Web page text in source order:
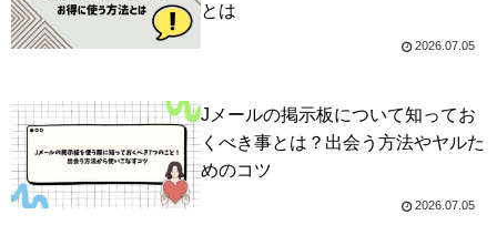
とは
2026.07.05
Jメールの掲示板について知ってお
くべき事とは？出会う方法やヤルた
めのコツ
2026.07.05